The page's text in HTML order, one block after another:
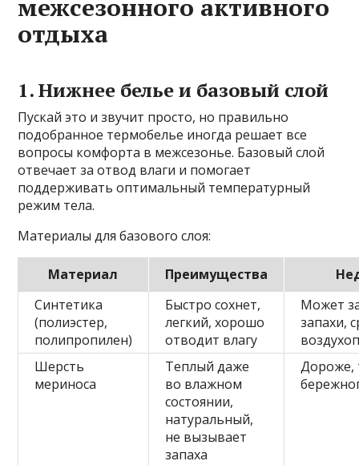
межсезонного активного
отдыха
1. Нижнее белье и базовый слой
Пускай это и звучит просто, но правильно
подобранное термобелье иногда решает все
вопросы комфорта в межсезонье. Базовый слой
отвечает за отвод влаги и помогает
поддерживать оптимальный температурный
режим тела.
Материалы для базового слоя:
Материал Преимущества
Синтетика
(полиэстер,
полипропилен)
Быстро сохнет,
легкий, хорошо
отводит влагу
Может
запахи,
Шерсть
мериноса
Теплый даже
во влажном
состоянии,
натуральный,
не вызывает
запаха
Дороже,